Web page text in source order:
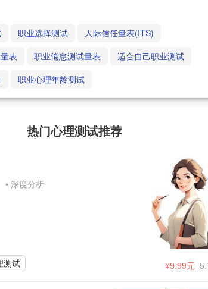
职业选择测试
人际信任量表(ITS)
表
职业倦怠测试量表
适合自己职业测试
职业心理年龄测试
热门心理测试推荐
• 深度分析
测试 ¥9.99元